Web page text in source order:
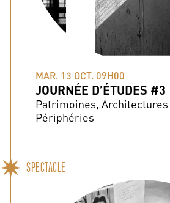
MAR. 13 OCT. 09H00
JOURNÉE D’ÉTUDES #3
Patrimoines, Architectures
Périphéries
SPECTACLE